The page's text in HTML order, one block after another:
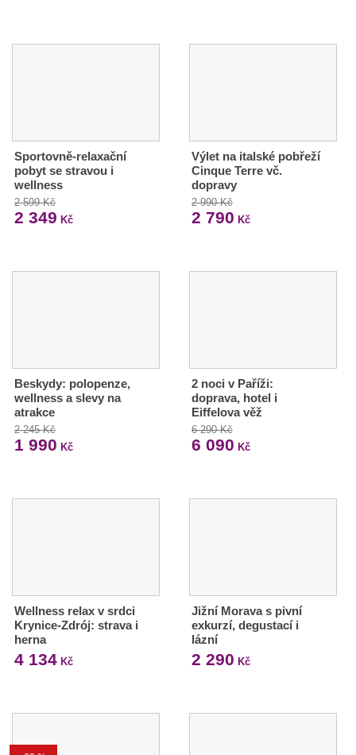
Sportovně-relaxační
pobyt se stravou i
wellness
2 599 Kč
2 349 Kč
Výlet na italské pobřeží
Cinque Terre vč.
dopravy
2 990 Kč
2 790 Kč
Beskydy: polopenze,
wellness a slevy na
atrakce
2 245 Kč
1 990 Kč
2 noci v Paříži:
doprava, hotel i
Eiffelova věž
6 290 Kč
6 090 Kč
Wellness relax v srdci
Krynice-Zdrój: strava i
herna
4 134 Kč
Jižní Morava s pivní
exkurzí, degustací i
lázní
2 290 Kč